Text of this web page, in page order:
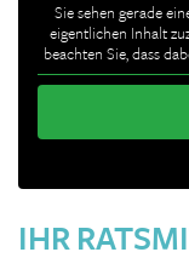
Sie sehen gerade
eigentlichen Inhalt
beachten Sie, dass
IHR